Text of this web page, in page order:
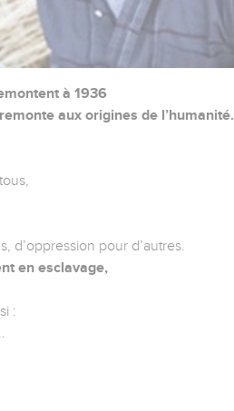
à 1936
aux origines de l’humanité.
d’oppression pour d’autres.
en esclavage,
: